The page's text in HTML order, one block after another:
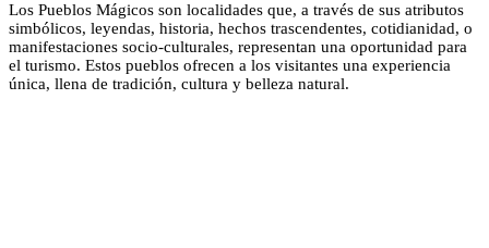
Los Pueblos Mágicos son localidades que, a través de sus atributos
simbólicos, leyendas, historia, hechos trascendentes, cotidianidad, o
manifestaciones socio-culturales, representan una oportunidad para
el turismo. Estos pueblos ofrecen a los visitantes una experiencia
única, llena de tradición, cultura y belleza natural.